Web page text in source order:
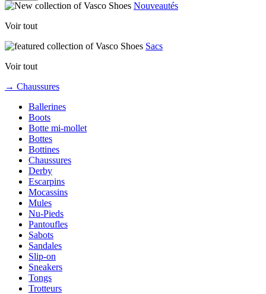
Nouveautés
Voir tout
Sacs
Voir tout
→ Chaussures
Ballerines
Boots
Botte mi-mollet
Bottes
Bottines
Chaussures
Derby
Escarpins
Mocassins
Mules
Nu-Pieds
Pantoufles
Sabots
Sandales
Slip-on
Sneakers
Tongs
Trotteurs